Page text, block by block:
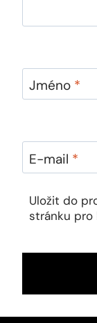
Jméno *
E-mail *
Uložit do
stránku pro